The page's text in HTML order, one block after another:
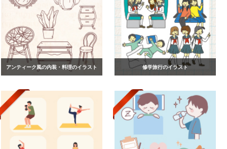
アンティーク風の内装・料理のイラスト 修学旅行のイラスト